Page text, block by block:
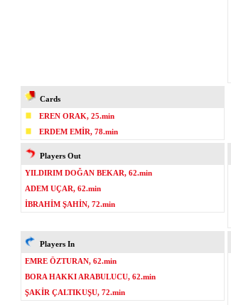
Cards
EREN ORAK, 25.min
ERDEM EMİR, 78.min
Players Out
YILDIRIM DOĞAN BEKAR, 62.min
ADEM UÇAR, 62.min
İBRAHİM ŞAHİN, 72.min
Players In
EMRE ÖZTURAN, 62.min
BORA HAKKI ARABULUCU, 62.min
ŞAKİR ÇALTIKUŞU, 72.min